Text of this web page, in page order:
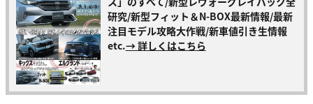
研究/新型フィット＆N-BOX最新情報/最新
注目モデル攻略大作戦/新車値引き生情報
etc.→ 詳しくはこちら